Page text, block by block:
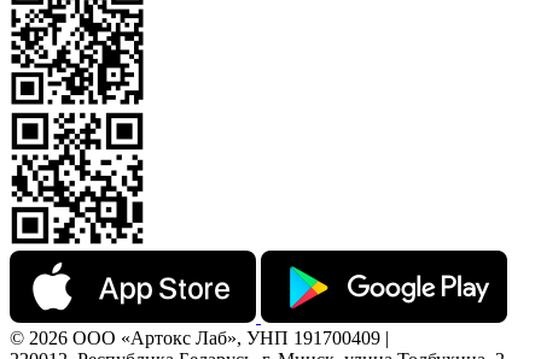
© 2026 ООО «Артокс Лаб», УНП 191700409 |